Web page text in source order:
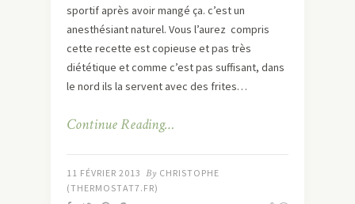
sportif après avoir mangé ça. c’est un
anesthésiant naturel. Vous l’aurez compris
cette recette est copieuse et pas très
diététique et comme c’est pas suffisant, dans
le nord ils la servent avec des frites…
Continue Reading…
11 FÉVRIER 2013 By CHRISTOPHE
(THERMOSTAT7.FR)